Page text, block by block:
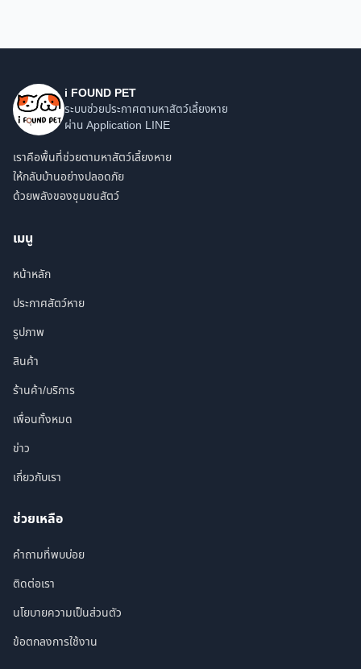
i FOUND PET
ระบบช่วยประกาศตามหาสัตว์เลี้ยงหาย
ผ่าน Application LINE
เราคือพื้นที่ช่วยตามหาสัตว์เลี้ยงหาย
ให้กลับบ้านอย่างปลอดภัย
ด้วยพลังของชุมชนสัตว์
เมนู
หน้าหลัก
ประกาศสัตว์หาย
รูปภาพ
สินค้า
ร้านค้า/บริการ
เพื่อนทั้งหมด
ข่าว
เกี่ยวกับเรา
ช่วยเหลือ
คำถามที่พบบ่อย
ติดต่อเรา
นโยบายความเป็นส่วนตัว
ข้อตกลงการใช้งาน